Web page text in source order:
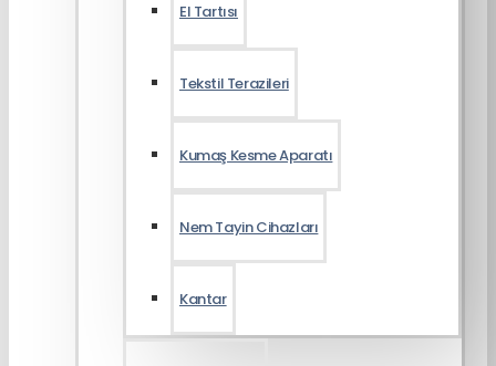
El Tartısı
Tekstil Terazileri
Kumaş Kesme Aparatı
Nem Tayin Cihazları
Kantar